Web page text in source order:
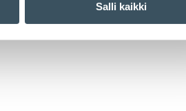
Salli kaikki